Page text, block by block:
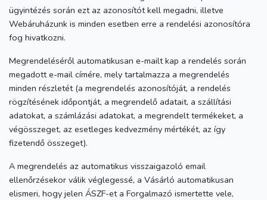
ügyintézés során ezt az azonosítót kell megadni, illetve
Webáruházunk is minden esetben erre a rendelési azonosítóra
fog hivatkozni.
Megrendeléséről automatikusan e-mailt kap a rendelés során
megadott e-mail címére, mely tartalmazza a megrendelés
minden részletét (a megrendelés azonosítóját, a rendelés
rögzítésének időpontját, a megrendelő adatait, a szállítási
adatokat, a számlázási adatokat, a megrendelt termékeket, a
végösszeget, az esetleges kedvezmény mértékét, az így
fizetendő összeget).
A megrendelés az automatikus visszaigazoló email
ellenőrzésekor válik véglegessé, a Vásárló automatikusan
elismeri, hogy jelen ÁSZF-et a Forgalmazó ismertette vele,